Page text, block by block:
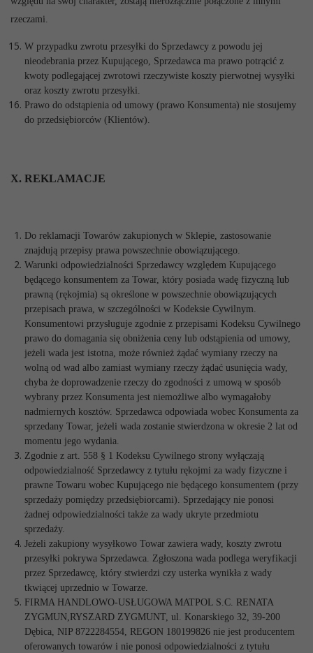
rzeczami.
W przypadku zwrotu przesyłki do Sprzedawcy z powodu jej
nieodebrania przez Kupującego, Sprzedawca ma prawo potrącić z
kwoty podlegającej zwrotowi rzeczywiste koszty pierwotnej wysyłki
oraz koszty zwrotu przesyłki.
Prawo do odstąpienia od umowy (prawo Konsumenta) nie stosujemy
do przedsiębiorców (Klientów).
X. REKLAMACJE
Do reklamacji Towarów zakupionych w Sklepie, zastosowanie
znajdują przepisy prawa powszechnie obowiązującego.
Warunki odpowiedzialności Sprzedawcy względem Kupującego
będącego konsumentem za Towar, który posiada wadę fizyczną lub
prawną (rękojmia) są określone w powszechnie obowiązujących
przepisach prawa, w szczególności w Kodeksie Cywilnym.
Konsumentowi przysługuje zgodnie z przepisami Kodeksu Cywilnego
prawo do domagania się obniżenia ceny lub odstąpienia od umowy,
jeżeli wada jest istotna, może również żądać wymiany rzeczy na
wolną od wad albo zamiast wymiany rzeczy żądać usunięcia wady,
chyba że doprowadzenie rzeczy do zgodności z umową w sposób
wybrany przez Konsumenta jest niemożliwe albo wymagałoby
nadmiernych kosztów. Sprzedawca odpowiada wobec Konsumenta za
sprzedany Towar, jeżeli wada zostanie stwierdzona w okresie 2 lat od
momentu jego wydania.
Zgodnie z art. 558 § 1 Kodeksu Cywilnego strony wyłączają
odpowiedzialność Sprzedawcy z tytułu rękojmi za wady fizyczne i
prawne Towaru wobec Kupującego nie będącego konsumentem (przy
sprzedaży pomiędzy przedsiębiorcami). Sprzedający nie ponosi
żadnej odpowiedzialności także za wady ukryte przedmiotu
sprzedaży.
Jeżeli zakupiony wysyłkowo Towar zawiera wady, koszty zwrotu
przesyłki pokrywa Sprzedawca. Zgłoszona wada podlega weryfikacji
przez Sprzedawcę, który stwierdzi czy usterka wynikła z wady
tkwiącej uprzednio w Towarze.
FIRMA HANDLOWO-USŁUGOWA MATPOL S.C. RENATA
ZYGMUN,RYSZARD ZYGMUNT, ul. Konarskiego 32, 39-200
Dębica, NIP 8722284554, REGON 180199826 nie jest producentem
oferowanych towarów i nie ponosi odpowiedzialności z tytułu